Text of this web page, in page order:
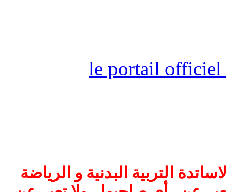
le portail officiel
التربية البدنية و الرياضة